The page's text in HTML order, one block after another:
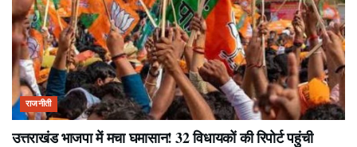
राजनीती
उत्तराखंड भाजपा में मचा घमासान! 32 विधायकों की रिपोर्ट पहुंची